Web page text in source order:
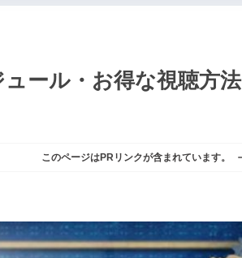
ュール・お得な視聴方法
このページはPRリンクが含まれています。